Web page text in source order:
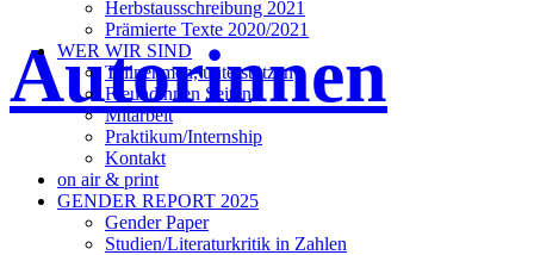
Autorinnen
Herbstausschreibung 2021
Prämierte Texte 2020/2021
WER WIR SIND
Teilnehmen, unterstützen
Freundinnen Seiten
Mitarbeit
Praktikum/Internship
Kontakt
on air & print
GENDER REPORT 2025
Gender Paper
Studien/Literaturkritik in Zahlen